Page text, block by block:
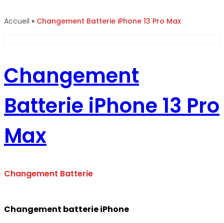
Accueil » Changement Batterie iPhone 13 Pro Max
Changement
Batterie iPhone 13 Pro
Max
Changement Batterie
Changement batterie iPhone